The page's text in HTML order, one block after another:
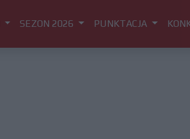
SEZON 2026 PUNKTACJA